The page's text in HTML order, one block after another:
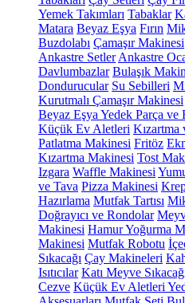
Yemek Takımları Tabaklar
Matara Beyaz Eşya Fırın
Buzdolabı Çamaşır Makinesi
Ankastre Setler Ankastre
Davlumbazlar Bulaşık
Dondurucular Su Sebilleri
Kurutmalı Çamaşır Makinesi
Beyaz Eşya Yedek Parça ve
Küçük Ev Aletleri Kızartma
Patlatma Makinesi Fritöz
Kızartma Makinesi Tost
Izgara Waffle Makinesi
ve Tava Pizza Makinesi
Hazırlama Mutfak Tartısı
Doğrayıcı ve Rondolar
Makinesi Hamur Yoğurma
Makinesi Mutfak Robotu
Sıkacağı Çay Makineleri
Isıtıcılar Katı Meyve
Cezve Küçük Ev Aletleri